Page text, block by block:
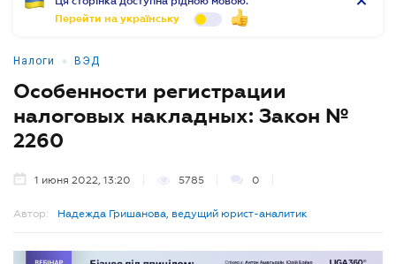
Перейти на українську
Налоги • ВЭД
Особенности регистрации
налоговых накладных: Закон №
2260
1 июня 2022, 13:20 5785 0
Автор: Надежда Гришанова, ведущий юрист-аналитик